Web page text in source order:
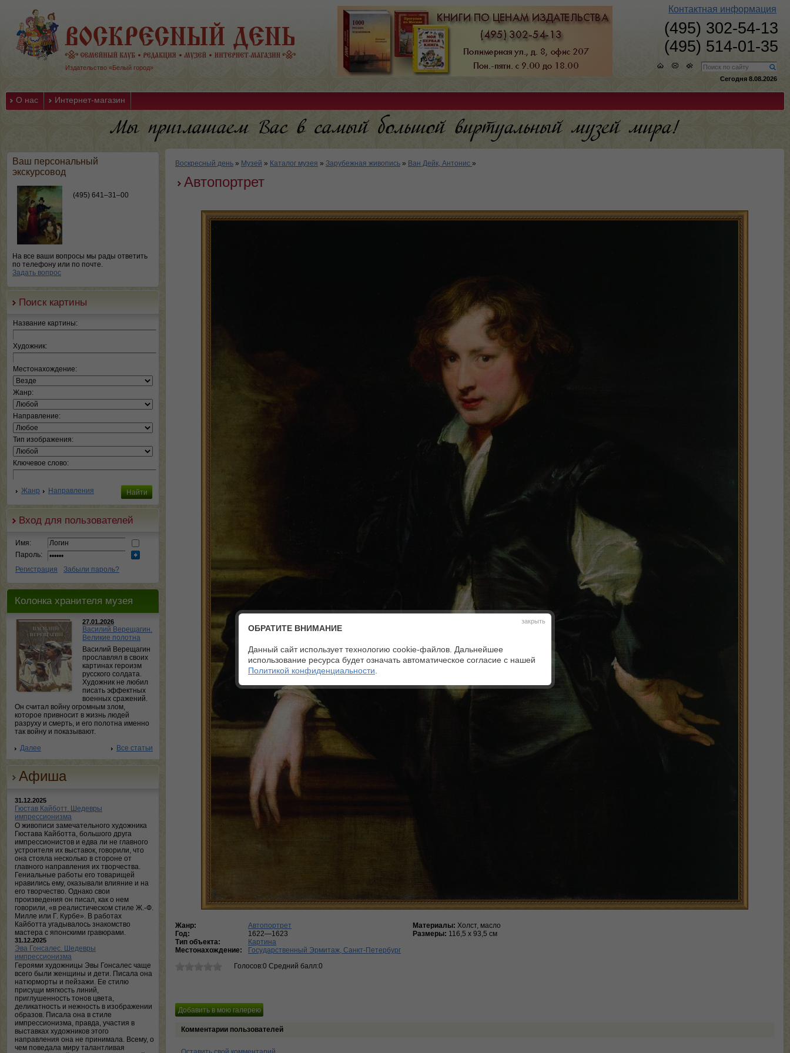
Издательство «Белый город»
Контактная информация
(495) 302-54-13
(495) 514-01-35
Сегодня 8.08.2026
О нас Интернет-магазин
Ваш персональный
экскурсовод
(495) 641–31–00
На все ваши вопросы мы рады ответить
по телефону или по почте.
Задать вопрос
Поиск картины
Название картины:
Художник:
Местонахождение:
Жанр:
Направление:
Тип изображения:
Ключевое слово:
Жанр Направления
Вход для пользователей
Имя:
Пароль:
Регистрация
Забыли пароль?
Колонка хранителя музея
27.01.2026
Василий Верещагин.
Великие полотна
Василий Верещагин
прославлял в своих
картинах героизм
русского солдата.
Художник не любил
писать эффектных
военных сражений.
Он считал войну огромным злом,
которое привносит в жизнь людей
разруху и смерть, и его полотна именно
так войну и показывают.
Далее
Все статьи
Афиша
31.12.2025
Гюстав Кайботт. Шедевры
импрессионизма
О живописи замечательного художника
Гюстава Кайботта, большого друга
импрессионистов и едва ли не главного
устроителя их выставок, говорили, что
она стояла несколько в стороне от
главного направления их творчества.
Гениальные работы его товарищей
нравились ему, оказывали влияние и на
его творчество. Однако свои
произведения он писал, как о нем
говорили, «в реалистическом стиле Ж.-Ф.
Милле или Г. Курбе». В работах
Кайботта угадывалось знакомство
мастера с японскими гравюрами.
31.12.2025
Эва Гонсалес. Шедевры
импрессионизма
Героями художницы Эвы Гонсалес чаще
всего были женщины и дети. Писала она
натюрморты и пейзажи. Ее стилю
присущи мягкость линий,
приглушенность тонов цвета,
деликатность и нежность в изображении
образов. Писала она в стиле
импрессионизма, правда, участия в
выставках художников этого
направления она не принимала. Всему, о
чем поведала миру талантливая
Воскресный день » Музей » Каталог музея » Зарубежная живопись » Ван Дейк, Антонис »
Автопортрет
Жанр:
Автопортрет
Год:
1622—1623
Тип объекта:
Картина
Местонахождение:
Государственный Эрмитаж, Санкт-Петербург
Голосов:0 Средний балл:0
Материалы: Холст, масло
Размеры: 116,5 х 93,5 см
Комментарии пользователей
закрыть
ОБРАТИТЕ ВНИМАНИЕ
Данный сайт использует технологию cookie-файлов. Дальнейшее
использование ресурса будет означать автоматическое согласие с нашей
Политикой конфиденциальности